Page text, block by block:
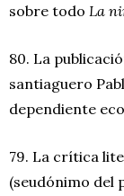
sobre todo La
80. La
santiaguero
dependiente
79. La crítica
(seudónimo del